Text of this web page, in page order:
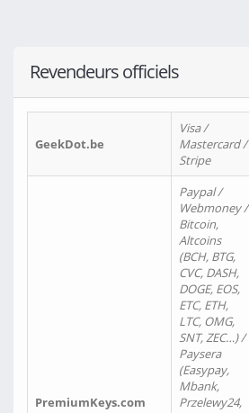
Revendeurs officiels
GeekDot.be
Visa /
Mastercard /
Stripe
PremiumKeys.com
Paypal /
Webmoney /
Bitcoin,
Altcoins
(BCH, BTG,
CVC, DASH,
DOGE, EOS,
ETC, ETH,
LTC, OMG,
SNT, ZEC…) /
Paysera
(Easypay,
Mbank,
Przelewy24,